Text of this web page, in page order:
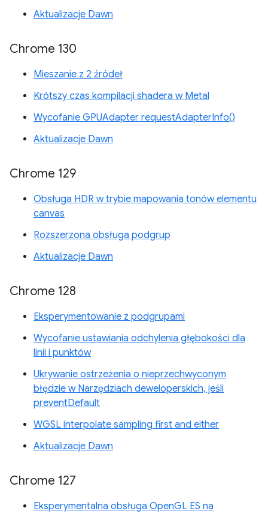
Aktualizacje Dawn
Chrome 130
Mieszanie z 2 źródeł
Krótszy czas kompilacji shadera w Metal
Wycofanie GPUAdapter requestAdapterInfo()
Aktualizacje Dawn
Chrome 129
Obsługa HDR w trybie mapowania tonów elementu
canvas
Rozszerzona obsługa podgrup
Aktualizacje Dawn
Chrome 128
Eksperymentowanie z podgrupami
Wycofanie ustawiania odchylenia głębokości dla
linii i punktów
Ukrywanie ostrzeżenia o nieprzechwyconym
błędzie w Narzędziach deweloperskich, jeśli
preventDefault
WGSL interpolate sampling first and either
Aktualizacje Dawn
Chrome 127
Eksperymentalna obsługa OpenGL ES na